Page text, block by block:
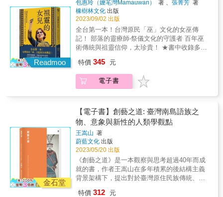
之化為有利未來發展的元素。」設法將無形的
口述傳統化作有形的書面紀錄，是他回應的方
式。發前人所未發，祭事曆誕生。幾乎可以斷
言，Laung Mangdavan動用了一己所能動用的
智慧、創意，以及勇氣。牡丹社事件後，清帝
國修築了不少「撫番道路」，經過許多部落，
文化危機作出積極的回應。無論預見什麼，
Laung Mangdavan必然是不凡的智者。本書原
題「iși-lu-lusɁan（布農繪曆／祭事曆）——看
等傳統文化為兩大主題，交錯探索，旨在描述
此一器物的「開創／局限」、「傳承／斷裂」
等雙重特性。幾經修訂，最終改題「看不見的
文字」，實為向一名勇於回應與行動的布農祭
司致以誠摯的敬意。
峰頂融雪的涓滴細流，慢慢累積匯集，最大的
期待是有天能為高屏溪注入一些生命活水。
「高屏溪加上流域中兩大主要溪流荖濃溪與楠
梓仙溪的族群歷史、古道舊路、文化史蹟、地
質地形、傳統技藝、產業、美食與自然生態
等，都可規劃為一日或二日行的旅遊地圖。」
&mdash;那瑪夏的堅韌與溫柔！ 2. 看見公民社
會學習力&mdash;&mdash;高雄第一社大自然
生態社師生以雙腳走讀、記錄台灣，用心和雙
惡水肆虐的那瑪夏，歷經十年重建與自主發展
後，創造並保護許多原民文化與生態特色。 &
嬤芼灣自從小時候目睹父親溺水身亡，便發現
自己具有容易感知及接收夢兆的靈媒體質。而
二〇〇七年達仁鄉公所破天荒地開辦了全台第
一屆「女巫培訓班」，讓她開始了這條漫長的
習巫之路&hellip;&hellip; & 「時代變遷下，族
人如何努力維續傳統？」 療癒往者與生者的招
魂儀式、祈求作物豐收的小米收穫祭，以及五
生文化的體現。外來宗教與傳統的碰撞、部落
的群體意識差距、儀式面臨的斷層危機等等，
頭目、首席女巫及族人彼此幫助，共同祈求祖
巫者有心，祖靈才能浥注更多。」 嬤芼灣牢記
這段話。要讓祖靈、部落、族人、在外打拼的
部落年輕人，對這塊土地有更進一步的認同和
共識，她還有很長的路要走，但已經在路上
了。 &
Readmoo
包惠玲（嬤芼灣Mamauwan） 著 、張菁芳 著
橡樹林文化 出版
2023/09/02 出版
全台第一本！台灣原民「巫」文化的女巫傳
記！ 部落的靈療師‧祭儀文化的守護者 百年巫
術傳統與祖靈信仰，太珍貴！ ★書中收錄多張
貌★ ★要成為女巫，需要有特殊的能力和身
分？還是有心就能學會？ ★女巫究竟是怪力亂
神？還是鞏固、療癒部落的中心支柱？ ★該用
台東縣達仁鄉的土坂部落，保留了排灣族最傳
統的文化，但他們已逾半世紀沒有立新女巫。
嬤芼灣自從小時候目睹父親溺水身亡，便發現
自己具有容易感知及接收夢兆的靈媒體質。而
二〇〇七年達仁鄉公所破天荒地開辦了全台第
一屆「女巫培訓班」，讓她開始了這條漫長的
習巫之路&hellip;&hellip; & 「時代變遷下，族
人如何努力維續傳統？」 療癒往者與生者的招
魂儀式、祈求作物豐收的小米收穫祭，以及五
年一度的排灣族大事──五年祭，都是排灣族原
特價 345 元
電子書
金石堂
【電子書】創藝之道: 臺灣南島語族之
物、意象與新性的人類學觀點
王嵩山 著
蔚藍文化 出版
2023/05/20 出版
《創藝之道》是一本觀察與思考超過40年而成
就的書，作者王嵩山在多年積累的後結構主義
背景架構下，提出對於臺灣原住民族傳統、知
特價 312 元